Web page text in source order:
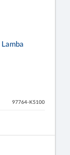
97764-K5100